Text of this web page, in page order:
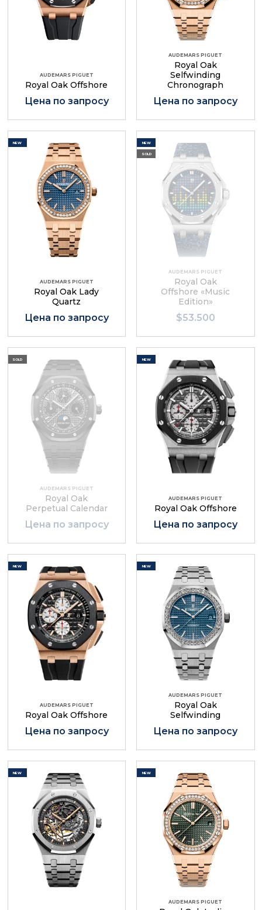
AUDEMARS PIGUET
Royal Oak Offshore
Цена по запросу
AUDEMARS PIGUET
Royal Oak
Selfwinding
Chronograph
Цена по запросу
NEW
AUDEMARS PIGUET
Royal Oak Lady
Quartz
Цена по запросу
NEW
SOLD
AUDEMARS PIGUET
Royal Oak
Offshore «Music
Edition»
$53.500
SOLD
AUDEMARS PIGUET
Royal Oak
Perpetual Calendar
Цена по запросу
NEW
AUDEMARS PIGUET
Royal Oak Offshore
Цена по запросу
NEW
AUDEMARS PIGUET
Royal Oak Offshore
Цена по запросу
NEW
AUDEMARS PIGUET
Royal Oak
Selfwinding
Цена по запросу
NEW NEW
AUDEMARS PIGUET